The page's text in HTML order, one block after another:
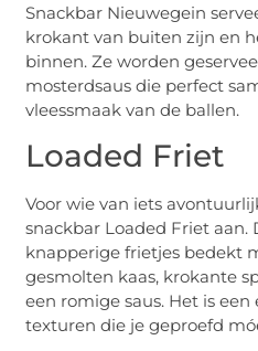
Snackbar Nieuwegein
krokant van buiten zijn en
binnen. Ze worden
mosterdsaus die perfect
vleessmaak van de ballen.
Loaded Friet
Voor wie van iets
snackbar Loaded Friet
knapperige frietjes bedekt
gesmolten kaas, krokante
een romige saus. Het is
texturen die je geproefd